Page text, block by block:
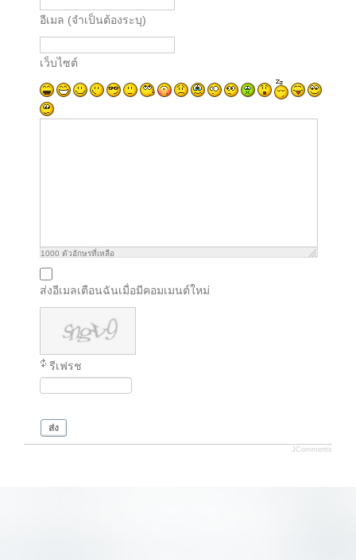
อีเมล (จำเป็นต้องระบุ)
เว็บไซต์
1000 ตัวอักษรที่เหลือ
ส่งอีเมลเตือนฉันเมื่อมีคอมเมนต์ใหม่
รีเฟรช
ส่ง
JComments